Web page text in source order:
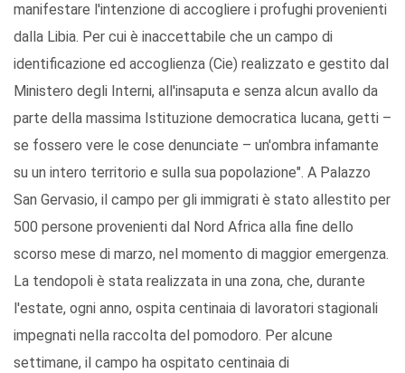
manifestare l'intenzione di accogliere i profughi provenienti
dalla Libia. Per cui è inaccettabile che un campo di
identificazione ed accoglienza (Cie) realizzato e gestito dal
Ministero degli Interni, all'insaputa e senza alcun avallo da
parte della massima Istituzione democratica lucana, getti –
se fossero vere le cose denunciate – un'ombra infamante
su un intero territorio e sulla sua popolazione". A Palazzo
San Gervasio, il campo per gli immigrati è stato allestito per
500 persone provenienti dal Nord Africa alla fine dello
scorso mese di marzo, nel momento di maggior emergenza.
La tendopoli è stata realizzata in una zona, che, durante
l'estate, ogni anno, ospita centinaia di lavoratori stagionali
impegnati nella raccolta del pomodoro. Per alcune
settimane, il campo ha ospitato centinaia di